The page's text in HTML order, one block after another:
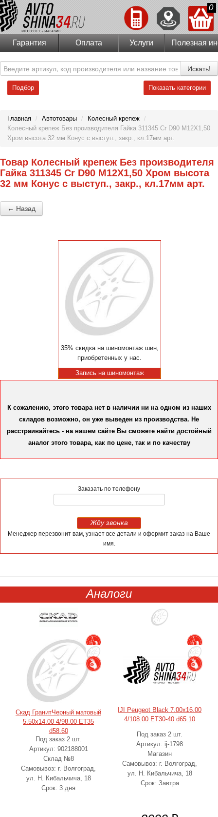
0
Гарантия Оплата Услуги Полезная
Искать!
Подбор Показать категории
Главная / Автотовары / Колесный крепеж /
Колесный крепеж Без производителя Гайка 311345 Cr D90 M12X1,50
Хром высота 32 мм Конус с выступ., закр., кл.17мм арт.
Товар Колесный крепеж Без производителя
Гайка 311345 Cr D90 M12X1,50 Хром высота
32 мм Конус с выступ., закр., кл.17мм арт.
← Назад
35% скидка на шиномонтаж шин,
приобретенных у нас.
Запись на шиномонтаж
К сожалению, этого товара нет в наличии ни на одном из наших
складов возможно, он уже выведен из производства. Не
расстраивайтесь - на нашем сайте Вы сможете найти достойный
аналог этого товара, как по цене, так и по качеству
Заказать по телефону
Жду звонка
Менеджер перезвонит вам, узнает все детали и оформит заказ на Ваше
имя.
Аналоги
Скад ГранитЧерный матовый
5.50x14.00 4/98.00 ET35
d58.60
Под заказ 2 шт.
Артикул: 902188001
Склад №8
Самовывоз: г. Волгоград,
ул. Н. Кибальчича, 18
Срок: 3 дня
IJI Peugeot Black 7.00x16.00
4/108.00 ET30-40 d65.10
Под заказ 2 шт.
Артикул: ij-1798
Магазин
Самовывоз: г. Волгоград,
ул. Н. Кибальчича, 18
Срок: Завтра